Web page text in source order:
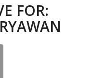
FOR: